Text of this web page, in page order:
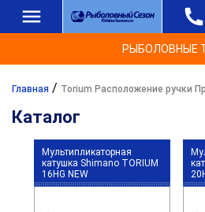
РЫБОЛОВНЫЕ
Главная / Torium Расположение ручки
Каталог
Мультипликаторная
катушка Shimano TORIUM
16HG NEW